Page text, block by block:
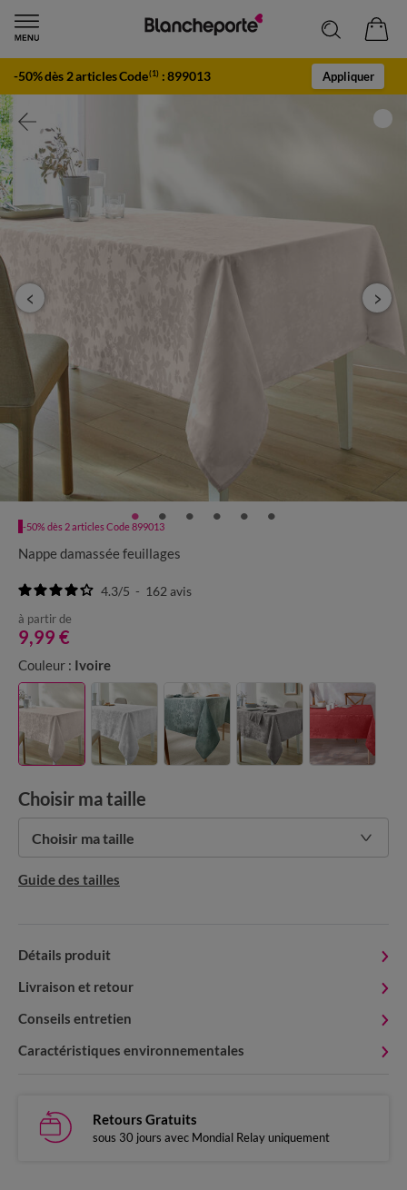
-50% dès 2 articles Code(1) :899013 Appliquer
-50% dès 2 articles Code 899013
Nappe damassée feuillages
4.3/5 - 162 avis
à partir de
9,99 €
Couleur : Ivoire
Choisir ma taille
Choisir ma taille
Guide des tailles
Détails produit
Livraison et retour
Conseils entretien
Caractéristiques environnementales
Retours Gratuits
sous 30 jours avec Mondial Relay uniquement